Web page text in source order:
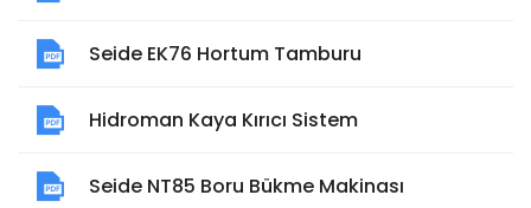
Seide EK76 Hortum Tamburu
Hidroman Kaya Kırıcı Sistem
Seide NT85 Boru Bükme Makinası